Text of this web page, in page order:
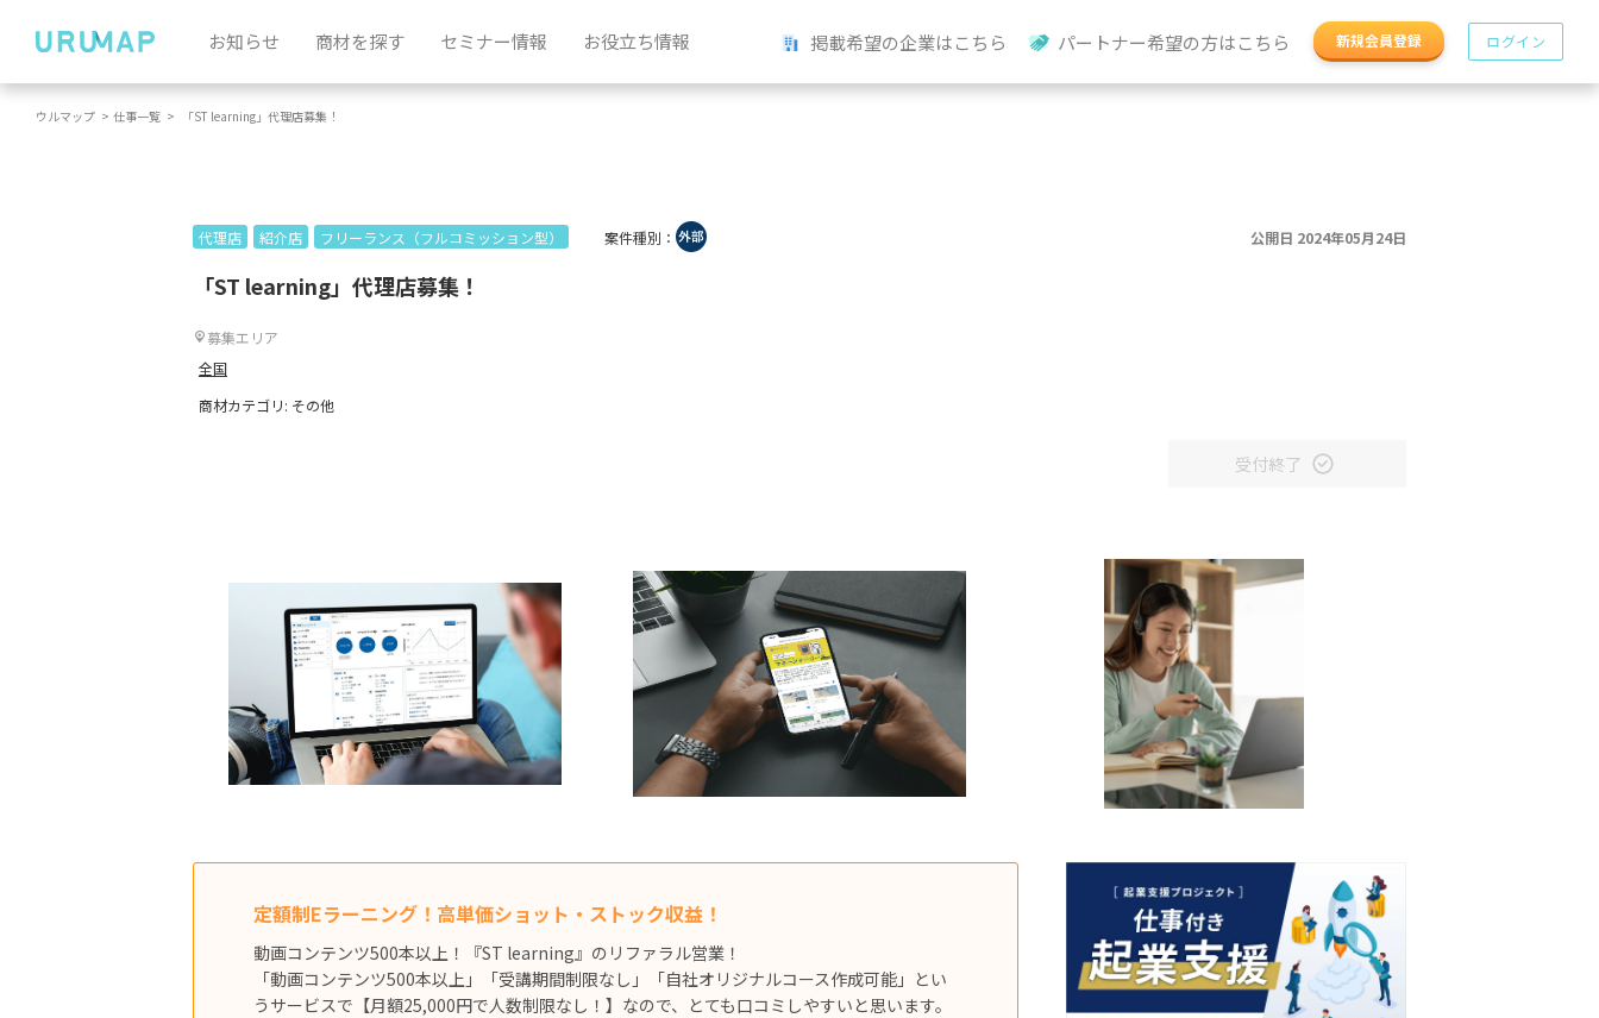
お知らせ 商材を探す セミナー情報 お役立ち情報 掲載希望の企業はこちら パートナー希望の方はこちら 新規会員登録 ログイン
ウルマップ > 仕事一覧 > 「ST learning」代理店募集！
代理店 紹介店 フリーランス（フルコミッション型） 案件種別： 公開日 2024年05月24日
「ST learning」代理店募集！
募集エリア
全国
商材カテゴリ: その他
受付終了
定額制Eラーニング！高単価ショット・ストック収益！
動画コンテンツ500本以上！『ST learning』のリファラル営業！
「動画コンテンツ500本以上」「受講期間制限なし」「自社オリジナルコース作成可能」とい
うサービスで【月額25,000円で人数制限なし！】なので、とても口コミしやすいと思います。